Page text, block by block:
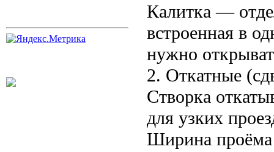
Калитка —
встроенная в
нужно
2. Откатные
Створка
для узких
Ширина